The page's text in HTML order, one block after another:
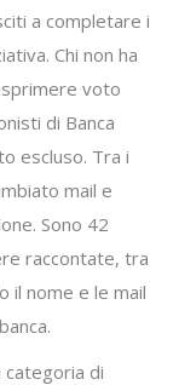
a completare i
Chi non ha
voto
di Banca
escluso. Tra i
mail e
Sono 42
raccontate, tra
il nome e le mail
categoria di